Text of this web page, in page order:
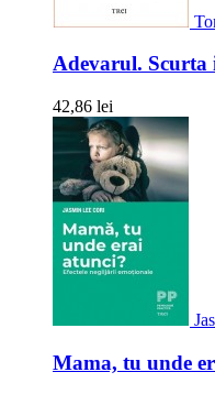
Adevarul. Scurta
42,86 lei
Mama, tu unde